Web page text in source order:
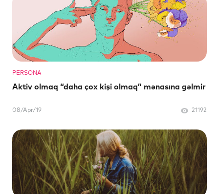
PERSONA
Aktiv olmaq “daha çox kişi olmaq” mənasına gəlmir
08/Apr/19 21192